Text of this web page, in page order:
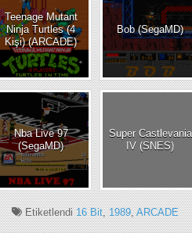
Teenage Mutant
Ninja Turtles (4
Kişi) (ARCADE)
Bob (SegaMD)
Nba Live 97
(SegaMD)
Super Castlevania
IV (SNES)
Etiketlendi16 Bit,1989,ARCADE